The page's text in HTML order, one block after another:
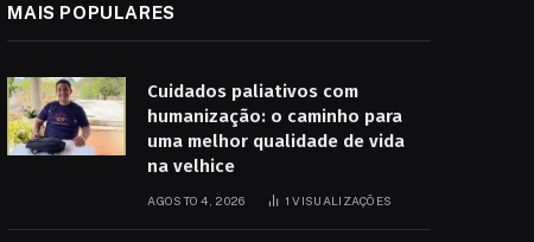
MAIS POPULARES
Cuidados paliativos com
humanização: o caminho para
uma melhor qualidade de vida
na velhice
AGOSTO 4, 2026 1VISUALIZAÇÕES